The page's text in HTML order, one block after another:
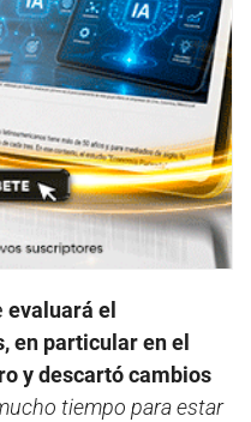
evaluará el
en particular en el
y descartó cambios
tiempo para estar